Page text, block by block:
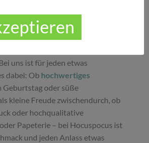
Jeder Tag ist ein guter Anlass, um
oder sich selbst eine Freude zu
umfassendes Sortiment gibt Ihnen
uns ist für jeden etwas
dabei: Ob hochwertiges
Geburtstag oder süße
kleine Freude zwischendurch, ob
oder hochqualitative
Papeterie – bei Hocuspocus ist
und jeden Anlass etwas